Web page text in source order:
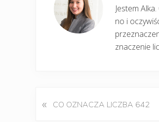
Jestem
no i
znaczenie
P
« CO OZNACZA LICZBA 642